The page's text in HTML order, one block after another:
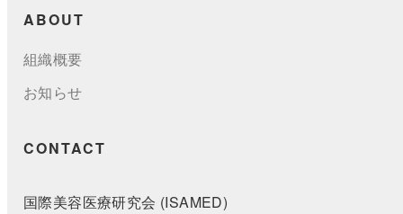
ABOUT
組織概要
お知らせ
CONTACT
国際美容医療研究会 (ISAMED)